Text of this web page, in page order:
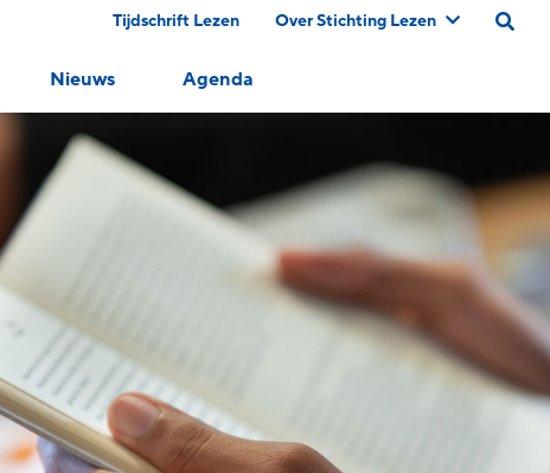
Tijdschrift Lezen Over Stichting Lezen
Nieuws Agenda